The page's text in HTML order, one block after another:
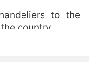
to the
country.